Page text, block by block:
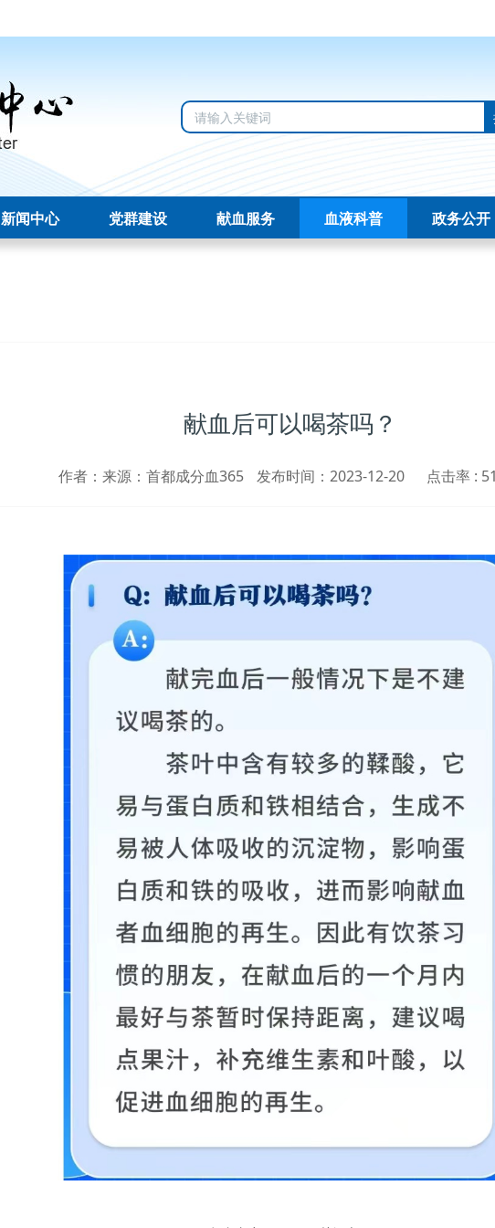
新闻中心 党群建设 献血服务 血液科普 政务公开
献血后可以喝茶吗？
作者：来源：首都成分血365 发布时间：2023-12-20 点击率 :